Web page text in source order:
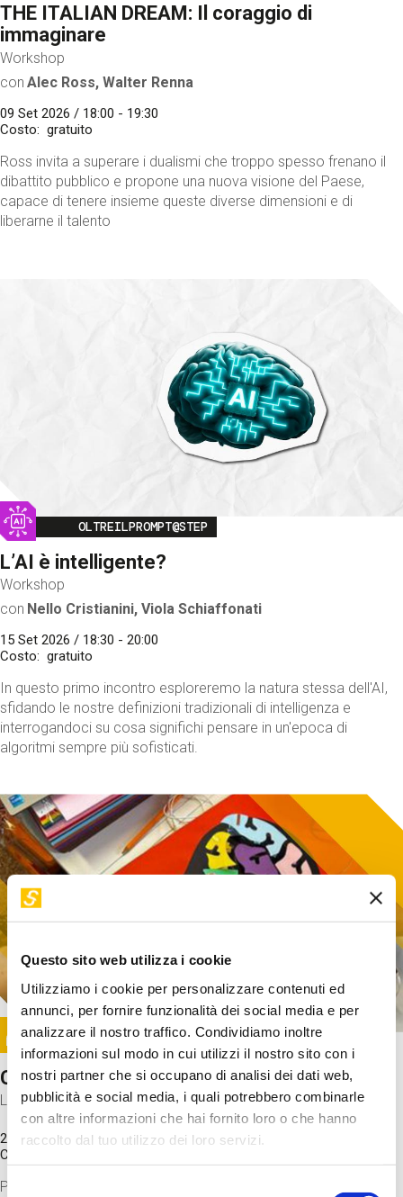
Questo sito web utilizza i cookie
Utilizziamo i cookie per personalizzare contenuti ed
annunci, per fornire funzionalità dei social media e per
analizzare il nostro traffico. Condividiamo inoltre
informazioni sul modo in cui utilizzi il nostro sito con i
nostri partner che si occupano di analisi dei dati web,
pubblicità e social media, i quali potrebbero combinarle
con altre informazioni che hai fornito loro o che hanno
raccolto dal tuo utilizzo dei loro servizi.
Selezione
THE ITALIAN DREAM: Il coraggio di
immaginare
Workshop
con Alec Ross, Walter Renna
09 Set 2026 / 18:00 - 19:30
Costo
gratuito
Ross invita a superare i dualismi che troppo spesso frenano il
dibattito pubblico e propone una nuova visione del Paese,
capace di tenere insieme queste diverse dimensioni e di
liberarne il talento
Image
OLTREILPROMPT@STEP
L’AI è intelligente?
Workshop
con Nello Cristianini, Viola Schiaffonati
15 Set 2026 / 18:30 - 20:00
Costo
gratuito
In questo primo incontro esploreremo la natura stessa dell'AI,
sfidando le nostre definizioni tradizionali di intelligenza e
interrogandoci su cosa significhi pensare in un'epoca di
algoritmi sempre più sofisticati.
Image
SUNDAY@STEP
Come funziona il cervello?
Laboratorio
20 Set 2026 / 11:15 - 13:00
Costo
Proveremo a costruire un cervello in cartoncino cercando di